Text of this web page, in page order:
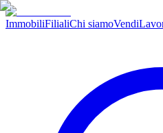
ImmobiliFilialiChi siamoVendi